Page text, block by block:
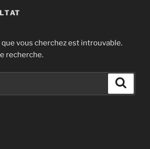
que vous cherchez est introuvable.
recherche.